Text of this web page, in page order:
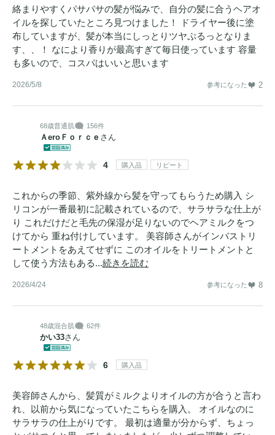
絡まりやすくパサパサの髪が悩みで、自分の髪に合うヘアオ
イルを探していたところ見つけました！ ドライヤー後に塗
布していますが、髪が本当にしっとりツヤぷるっとなりま
す、、！ なにより香りが最高すぎて毎日使っています 容量
も多いので、コスパはいいと思います
2026/5/8 参考になった 2
68歳普通肌 156件
ＡeroＦｏｒｃｅ さん
4 購入品 リピート
これからの季節、紫外線から髪を守ってもらうため購入 シ
リコンが一番最初に記載されているので、サラサラな仕上が
り これだけだと毛先の保湿が足りないのでヘアミルクをつ
けてから 重ね付けしています。 美容師さんがインバストリ
ートメントをあえてせずに このオイルをトリートメントと
して使う方法もある...続きを読む
2026/4/24 参考になった 8
48歳混合肌 62件
かい33さん
6 購入品
美容師さんから、髪質がミルクよりオイルの方が合うと言わ
れ、以前から気になっていたこちらを購入。 オイルなのに
サラサラの仕上がりです。 最初は適量が分からず、ちょっ